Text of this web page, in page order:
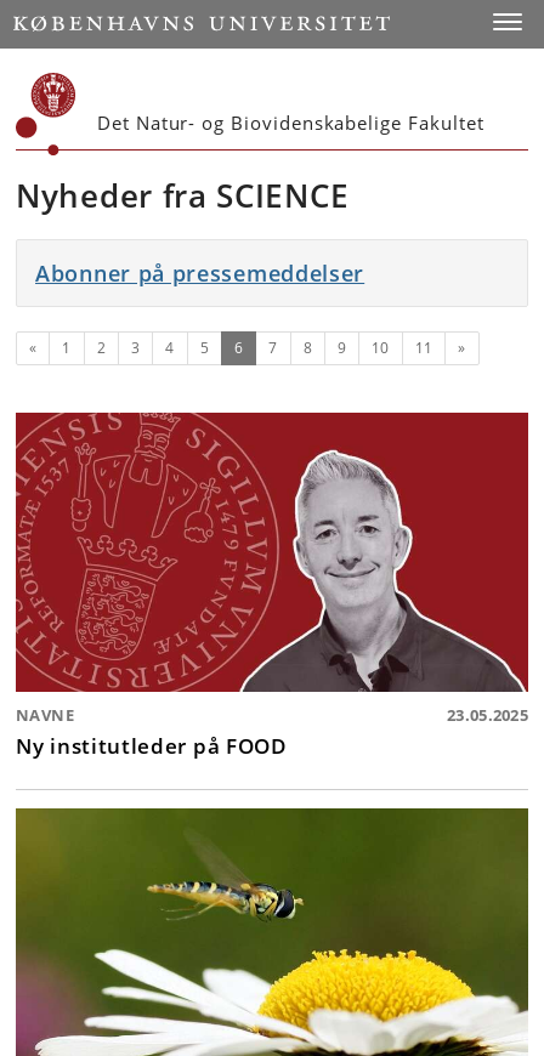
Start
Det Natur- og Biovidenskabelige Fakultet
Nyheder fra SCIENCE
Abonner på pressemeddelser
Forrige
« 1 2 3 4 5 6(nuværende)
7 8 9 10 11 Næste
»
NAVNE 23.05.2025
Ny institutleder på FOOD